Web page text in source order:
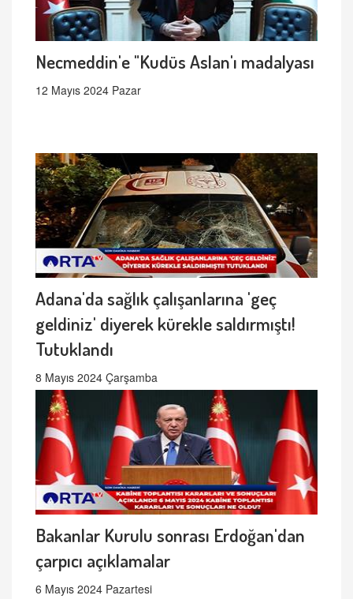
Necmeddin'e "Kudüs Aslan'ı madalyası
12 Mayıs 2024 Pazar
Adana'da sağlık çalışanlarına 'geç
geldiniz' diyerek kürekle saldırmıştı!
Tutuklandı
8 Mayıs 2024 Çarşamba
Bakanlar Kurulu sonrası Erdoğan'dan
çarpıcı açıklamalar
6 Mayıs 2024 Pazartesi